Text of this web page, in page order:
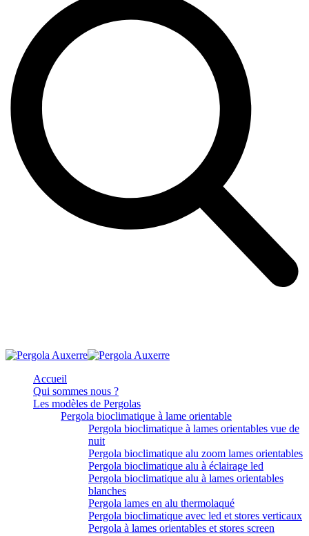
Accueil
Qui sommes nous ?
Les modèles de Pergolas
Pergola bioclimatique à lame orientable
Pergola bioclimatique à lames orientables vue de
nuit
Pergola bioclimatique alu zoom lames orientables
Pergola bioclimatique alu à éclairage led
Pergola bioclimatique alu à lames orientables
blanches
Pergola lames en alu thermolaqué
Pergola bioclimatique avec led et stores verticaux
Pergola à lames orientables et stores screen